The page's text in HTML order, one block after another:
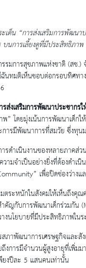
ด็น “การส่งเสริมการพัฒน
การเลี้ยงดูที่มีประสิทธิภา
มการสุขภาพแห่งชาติ (สช.)
นทมติเห็นชอบต่อกรอบทิศท
รส่งเสริมการพัฒนาประชากร
พ” โดยมุ่งเน้นการพัฒนาเ
การมีพัฒนาการที่สมวัย ซึ่ง
รดําเนินงานของหลายภาค
มจําเป็นอย่างยิ่งที่ต้องดำเ
เพื่อปิดช่องว่าง
ระหนักในสังคมให้เห็นถึงคุณ
ญกับการพัฒนาเด็กร่วมกัน
นโยบายที่มีประสิทธิภาพใน
สภาพัฒนาการเศรษฐกิจและ
การมีจำนวนผู้สูงอายุที่เพิ่ม
งปีละ 5 แสนคนเท่านั้น